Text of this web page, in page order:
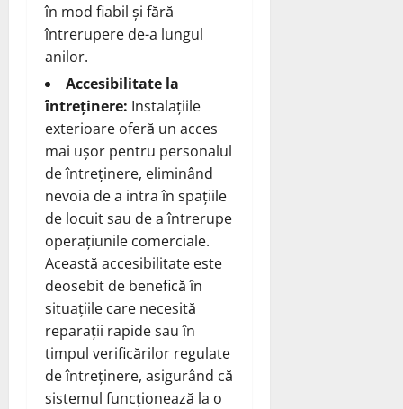
în mod fiabil și fără
întrerupere de-a lungul
anilor.
Accesibilitate la
întreținere: Instalațiile
exterioare oferă un acces
mai ușor pentru personalul
de întreținere, eliminând
nevoia de a intra în spațiile
de locuit sau de a întrerupe
operațiunile comerciale.
Această accesibilitate este
deosebit de benefică în
situațiile care necesită
reparații rapide sau în
timpul verificărilor regulate
de întreținere, asigurând că
sistemul funcționează la o